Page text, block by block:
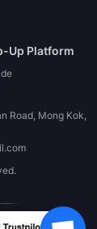
Up Platform
Road, Mong Kok,